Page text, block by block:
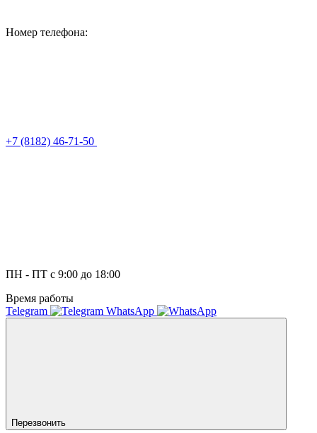
Номер телефона:
+7 (8182) 46-71-50
ПН - ПТ с 9:00 до 18:00
Время работы
Telegram
WhatsApp
Перезвонить